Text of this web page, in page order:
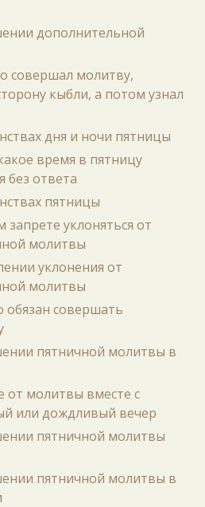
дополнительной
совершал молитву,
кыбли, а потом узнал
дня и ночи пятницы
время в пятницу
без ответа
пятницы
запрете уклоняться от
молитвы
уклонения от
молитвы
обязан совершать
пятничной молитвы в
от молитвы вместе с
или дождливый вечер
пятничной молитвы
пятничной молитвы в